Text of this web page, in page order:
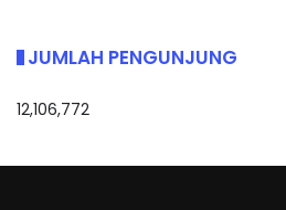
JUMLAH PENGUNJUNG
12,106,772